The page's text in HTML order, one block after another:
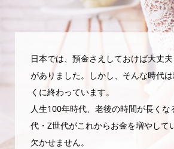
日本では、預金さえしておけば大丈
がありました。しかし、そんな時代
くに終わっています。
人生100年時代、老後の時間が長くな
代・Z世代がこれからお金を増やして
欠かせません。